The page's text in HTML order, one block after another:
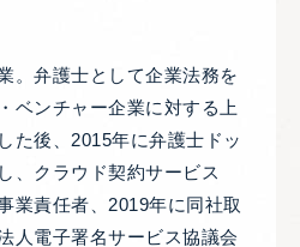
。弁護士として企業法務を
ベンチャー企業に対する上
た後、2015年に弁護士ドッ
、クラウド契約サービス
業責任者、2019年に同社取
人電子署名サービス協議会